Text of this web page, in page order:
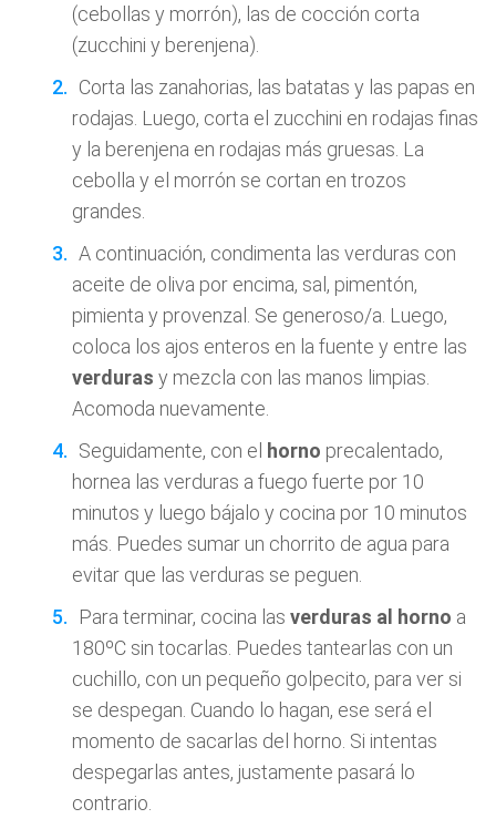
(cebollas y morrón), las de cocción corta
(zucchini y berenjena).
Corta las zanahorias, las batatas y las papas en
rodajas. Luego, corta el zucchini en rodajas finas
y la berenjena en rodajas más gruesas. La
cebolla y el morrón se cortan en trozos
grandes.
A continuación, condimenta las verduras con
aceite de oliva por encima, sal, pimentón,
pimienta y provenzal. Se generoso/a. Luego,
coloca los ajos enteros en la fuente y entre las
verduras y mezcla con las manos limpias.
Acomoda nuevamente.
Seguidamente, con el horno precalentado,
hornea las verduras a fuego fuerte por 10
minutos y luego bájalo y cocina por 10 minutos
más. Puedes sumar un chorrito de agua para
evitar que las verduras se peguen.
Para terminar, cocina las verduras al horno a
180ºC sin tocarlas. Puedes tantearlas con un
cuchillo, con un pequeño golpecito, para ver si
se despegan. Cuando lo hagan, ese será el
momento de sacarlas del horno. Si intentas
despegarlas antes, justamente pasará lo
contrario.